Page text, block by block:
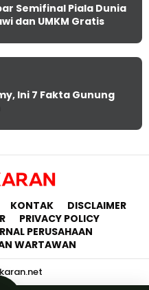
Semifinal Piala Dunia
dan UMKM Gratis
Ini 7 Fakta Gunung
KONTAK
DISCLAIMER
PRIVACY POLICY
PERUSAHAAN
WARTAWAN